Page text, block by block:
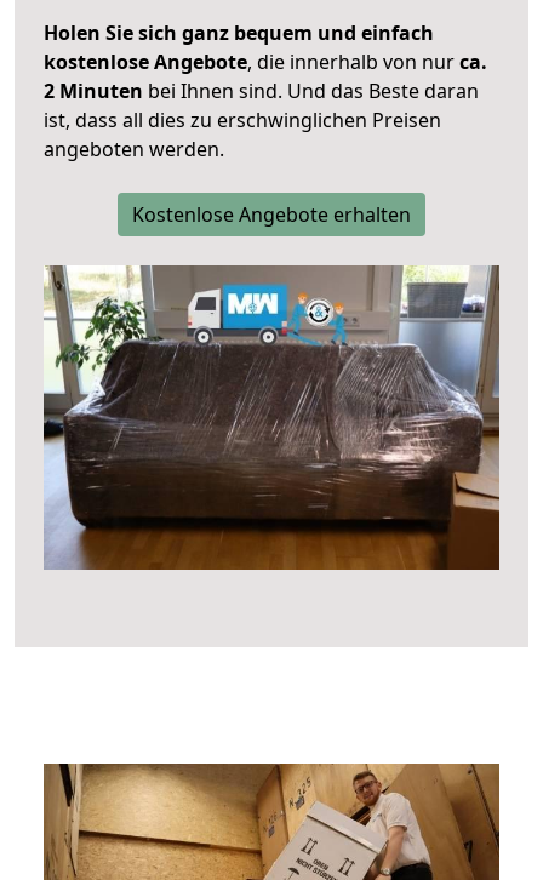
Holen Sie sich ganz bequem und einfach
kostenlose Angebote, die innerhalb von nurca.
2 Minuten bei Ihnen sind. Und das Beste daran
ist, dass all dies zu erschwinglichen Preisen
angeboten werden.
Kostenlose Angebote erhalten